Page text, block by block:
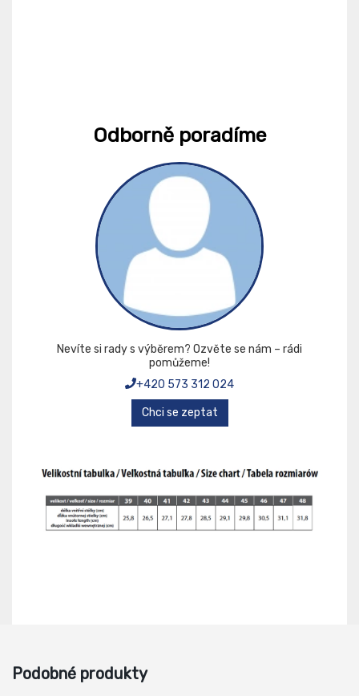
Odborně poradíme
Nevíte si rady s výběrem? Ozvěte se nám – rádi
pomůžeme!
+420 573 312 024
Chci se zeptat
Podobné produkty